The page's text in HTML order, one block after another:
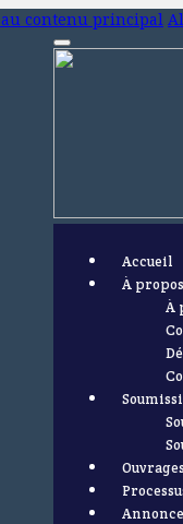
contenu principal
Accueil
À propos
À